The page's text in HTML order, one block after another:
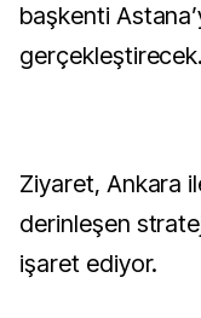
başkenti
gerçekleştirecek.
Ziyaret, Ankara
derinleşen
işaret ediyor.